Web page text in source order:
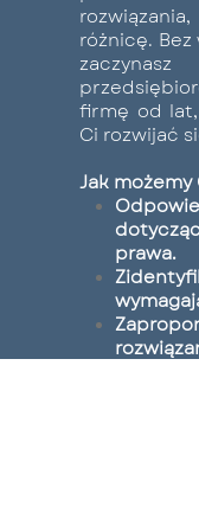
różnicę.
firmę od
Ci rozwijać
Jak
prawa.